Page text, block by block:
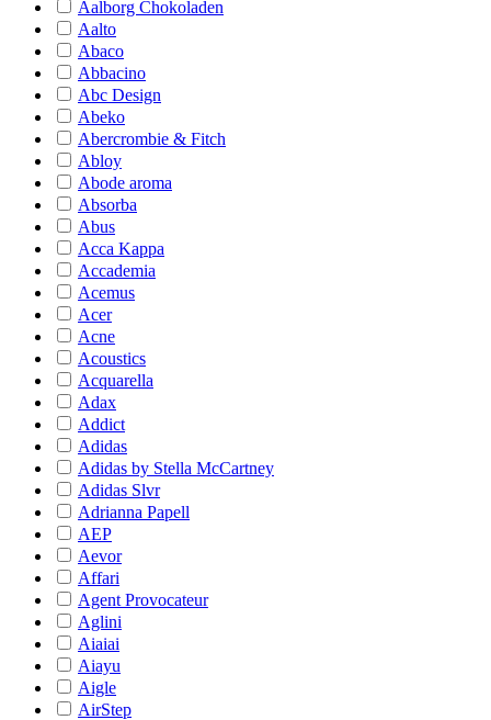
Aalborg Chokoladen
Aalto
Abaco
Abbacino
Abc Design
Abeko
Abercrombie & Fitch
Abloy
Abode aroma
Absorba
Abus
Acca Kappa
Accademia
Acemus
Acer
Acne
Acoustics
Acquarella
Adax
Addict
Adidas
Adidas by Stella McCartney
Adidas Slvr
Adrianna Papell
AEP
Aevor
Affari
Agent Provocateur
Aglini
Aiaiai
Aiayu
Aigle
AirStep